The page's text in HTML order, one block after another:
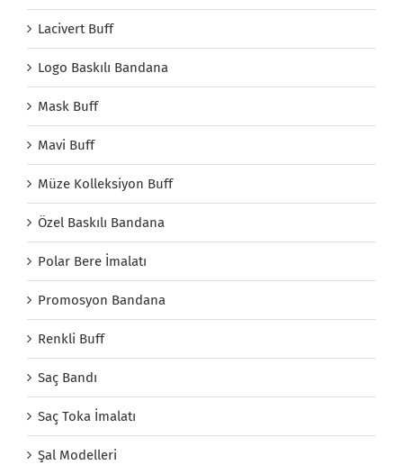
Lacivert Buff
Logo Baskılı Bandana
Mask Buff
Mavi Buff
Müze Kolleksiyon Buff
Özel Baskılı Bandana
Polar Bere İmalatı
Promosyon Bandana
Renkli Buff
Saç Bandı
Saç Toka İmalatı
Şal Modelleri